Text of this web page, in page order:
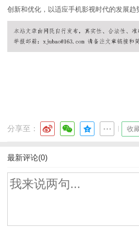
创新和优化，以适应手机影视时代的发展趋
分享至： 收
最新评论(0)